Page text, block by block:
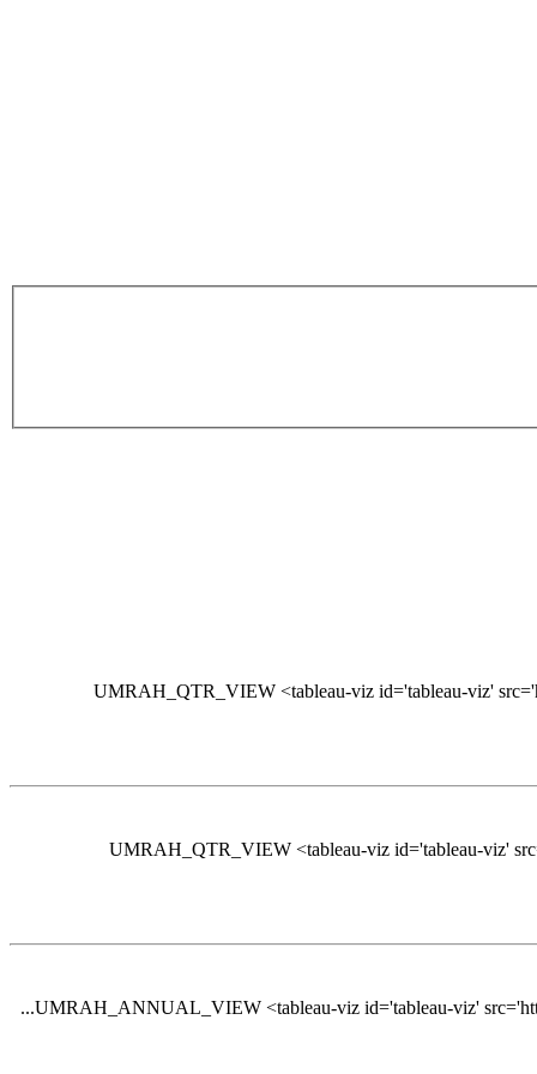
UMRAH_QTR_VIEW <tableau-viz id='tableau-viz'
UMRAH_QTR_VIEW <tableau-viz id='tableau-viz'
UMRAH_ANNUAL_VIEW <tableau-viz id='tableau-viz'